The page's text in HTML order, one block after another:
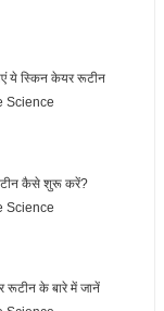
ये स्किन केयर रूटीन
Science
कैसे शुरू करें?
Science
रूटीन के बारे में जानें